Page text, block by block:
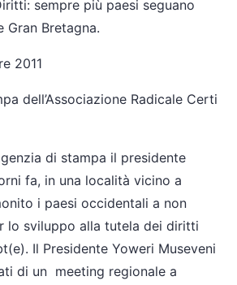
sempre più paesi seguano
Gran Bretagna.
2011
dell’Associazione Radicale Certi
di stampa il presidente
fa, in una località vicino a
i paesi occidentali a non
lo sviluppo alla tutela dei diritti
Il Presidente Yoweri Museveni
di un meeting regionale a